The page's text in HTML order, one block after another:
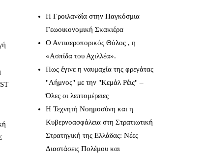
Η Γροιλανδία στην Παγκόσμια
Γεωοικονομική Σκακιέρα
Ο Αντιαεροπορικός Θόλος , η
«Ασπίδα του Αχιλλέα».
Πως έγινε η ναυμαχία της φρεγάτας
"Λήμνος" με την "Κεμάλ Ρέις" –
Όλες οι λεπτομέρειες
Η Τεχνητή Νοημοσύνη και η
Κυβερνοασφάλεια στη Στρατιωτική
Στρατηγική της Ελλάδας: Νέες
Διαστάσεις Πολέμου και